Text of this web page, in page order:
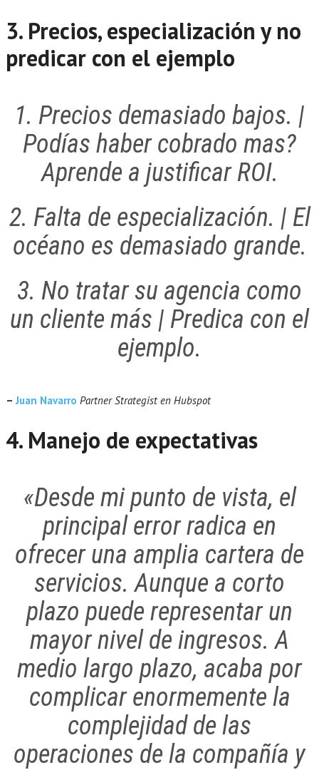
3. Precios, especialización y no
predicar con el ejemplo
1. Precios demasiado bajos. |
Podías haber cobrado mas?
Aprende a justificar ROI.
2. Falta de especialización. | El
océano es demasiado grande.
3. No tratar su agencia como
un cliente más | Predica con el
ejemplo.
–Juan Navarro Partner Strategist en Hubspot
4. Manejo de expectativas
«Desde mi punto de vista, el
principal error radica en
ofrecer una amplia cartera de
servicios. Aunque a corto
plazo puede representar un
mayor nivel de ingresos. A
medio largo plazo, acaba por
complicar enormemente la
complejidad de las
operaciones de la compañía y